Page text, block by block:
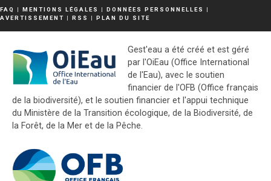
FAQ | MENTIONS LÉGALES | DONNÉES PERSONNELLES
|
AVERTISSEMENT | RSS | PLAN DU SITE
Gest'eau a été créé et est géré
par l'OiEau (Office International
de l'Eau), avec le soutien
financier de l'OFB (Office français
de la biodiversité), et le soutien financier et l'appui technique
du Ministère de la Transition écologique, de la Biodiversité, de
la Forêt, de la Mer et de la Pêche.